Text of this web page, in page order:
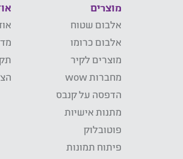
מוצרים
אלבום שטוח
אלבום כרומו
מוצרים לקיר
מחברות wow
הדפסה על קנבס
מתנות אישיות
פוטובלוק
פיתוח תמונות